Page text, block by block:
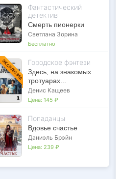
Фантастический
детектив
Смерть пионерки
Светлана Зорина
Бесплатно
ЭКСКЛЮЗИВ Городское фэнтези
Здесь, на знакомых
тротуарах...
Денис Кащеев
Цена: 145 ₽
Попаданцы
Вдовье счастье
Даниэль Брэйн
Цена: 239 ₽